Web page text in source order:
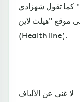
كما تقول شهزادي
موقع "هيلث لاين"
(Health line).
لا غنى عن الألياف